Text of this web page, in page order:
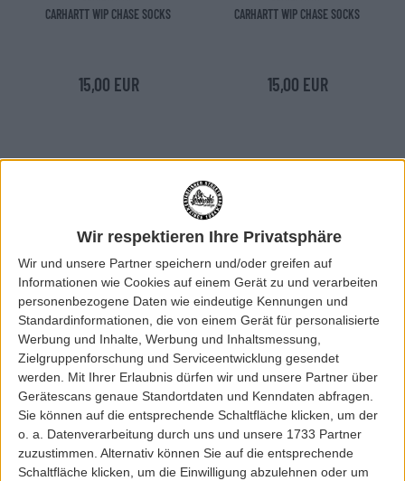
Wir respektieren Ihre Privatsphäre
Wir und unsere Partner speichern und/oder greifen auf
Informationen wie Cookies auf einem Gerät zu und verarbeiten
personenbezogene Daten wie eindeutige Kennungen und
Standardinformationen, die von einem Gerät für personalisierte
Werbung und Inhalte, Werbung und Inhaltsmessung,
Zielgruppenforschung und Serviceentwicklung gesendet
werden.
Mit Ihrer Erlaubnis dürfen wir und unsere Partner über
Gerätescans genaue Standortdaten und Kenndaten abfragen.
Sie können auf die entsprechende Schaltfläche klicken, um der
o. a. Datenverarbeitung durch uns und unsere 1733 Partner
zuzustimmen. Alternativ können Sie auf die entsprechende
Schaltfläche klicken, um die Einwilligung abzulehnen oder um
CARHARTT WIP CHASE SOCKS
15,00 EUR
CARHARTT WIP CHASE SOCKS
15,00 EUR
CarharttWIP
CARHARTT WIP CHASE SOCKS
15,00 EUR
CarharttWIP
CARHARTT WIP CHASE SOCKS
15,00 EUR